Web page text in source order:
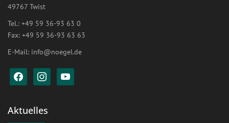
49767 Twist
Tel.: +49 59 36-93 63 0
Fax: +49 59 36-93 63 63
E-Mail: info@noegel.de
facebook instagramyoutube
Aktuelles